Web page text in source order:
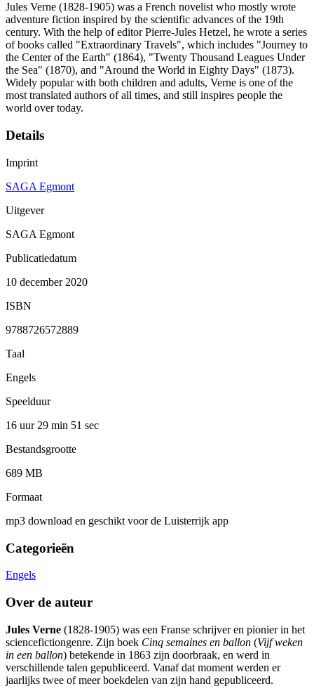
Jules Verne (1828-1905) was a French novelist who mostly wrote
adventure fiction inspired by the scientific advances of the 19th
century. With the help of editor Pierre-Jules Hetzel, he wrote a series
of books called "Extraordinary Travels", which includes "Journey to
the Center of the Earth" (1864), "Twenty Thousand Leagues Under
the Sea" (1870), and "Around the World in Eighty Days" (1873).
Widely popular with both children and adults, Verne is one of the
most translated authors of all times, and still inspires people the
world over today.
Details
Imprint
SAGA Egmont
Uitgever
SAGA Egmont
Publicatiedatum
10 december 2020
ISBN
9788726572889
Taal
Engels
Speelduur
16 uur 29 min 51 sec
Bestandsgrootte
689 MB
Formaat
mp3 download en geschikt voor de Luisterrijk app
Categorieën
Engels
Over de auteur
Jules Verne (1828-1905) was een Franse schrijver en pionier in het
sciencefictiongenre. Zijn boek Cinq semaines en ballon (Vijf weken
in een ballon) betekende in 1863 zijn doorbraak, en werd in
verschillende talen gepubliceerd. Vanaf dat moment werden er
jaarlijks twee of meer boekdelen van zijn hand gepubliceerd.